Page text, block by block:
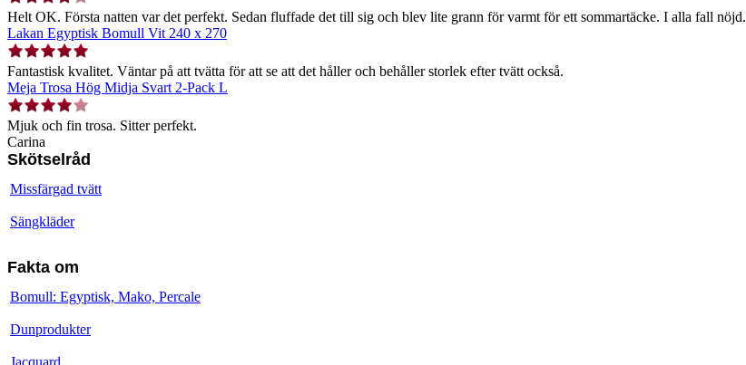
Helt OK. Första natten var det perfekt. Sedan fluffade det till sig och blev lite grann för varmt för ett sommartäcke. I alla fall nöjd.
Lakan Egyptisk Bomull Vit 240 x 270
Fantastisk kvalitet. Väntar på att tvätta för att se att det håller och behåller storlek efter tvätt också.
Meja Trosa Hög Midja Svart 2-Pack L
Mjuk och fin trosa. Sitter perfekt.
Carina
Skötselråd
Missfärgad tvätt
Sängkläder
Fakta om
Bomull: Egyptisk, Mako, Percale
Dunprodukter
Jacquard